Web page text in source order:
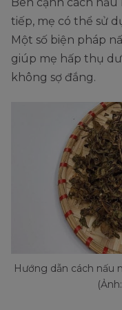
Bên cạnh cách
tiếp, mẹ có thể sử
Một số biện pháp
giúp mẹ hấp thụ
không sợ đắng.
Hướng dẫn cách nấu